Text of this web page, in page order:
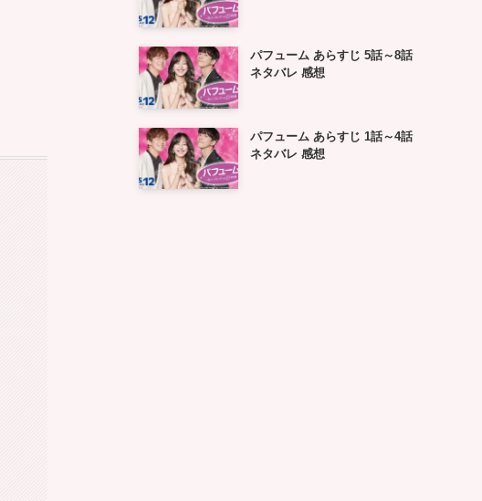
パフューム あらすじ 5話～8話
ネタバレ 感想
パフューム あらすじ 1話～4話
ネタバレ 感想